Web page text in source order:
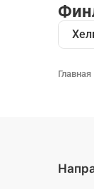
Главная